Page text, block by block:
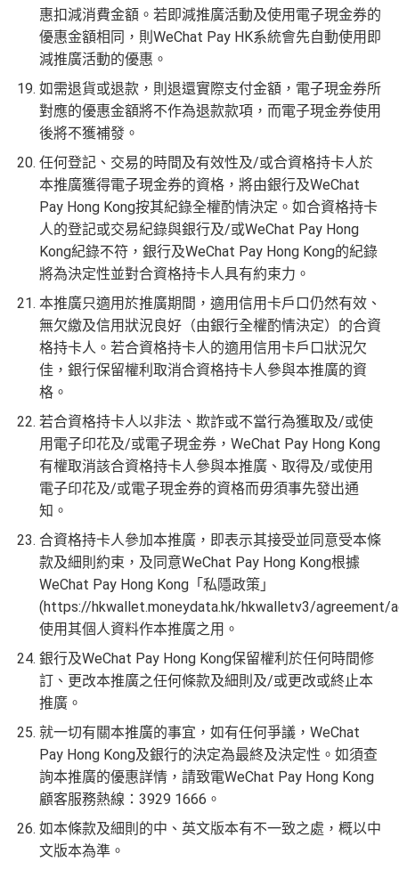
惠扣減消費金額。若即減推廣活動及使用電子現金券的
優惠金額相同，則WeChat Pay HK系統會先自動使用即
減推廣活動的優惠。
如需退貨或退款，則退還實際支付金額，電子現金券所
對應的優惠金額將不作為退款款項，而電子現金券使用
後將不獲補發。
任何登記、交易的時間及有效性及/或合資格持卡人於
本推廣獲得電子現金券的資格，將由銀行及WeChat
Pay Hong Kong按其紀錄全權酌情決定。如合資格持卡
人的登記或交易紀錄與銀行及/或WeChat Pay Hong
Kong紀錄不符，銀行及WeChat Pay Hong Kong的紀錄
將為決定性並對合資格持卡人具有約束力。
本推廣只適用於推廣期間，適用信用卡戶口仍然有效、
無欠繳及信用狀況良好（由銀行全權酌情決定）的合資
格持卡人。若合資格持卡人的適用信用卡戶口狀況欠
佳，銀行保留權利取消合資格持卡人參與本推廣的資
格。
若合資格持卡人以非法、欺詐或不當行為獲取及/或使
用電子印花及/或電子現金券，WeChat Pay Hong Kong
有權取消該合資格持卡人參與本推廣、取得及/或使用
電子印花及/或電子現金券的資格而毋須事先發出通
知。
合資格持卡人參加本推廣，即表示其接受並同意受本條
款及細則約束，及同意WeChat Pay Hong Kong根據
WeChat Pay Hong Kong「私隱政策」
(https://hkwallet.moneydata.hk/hkwalletv3/agreement/
使用其個人資料作本推廣之用。
銀行及WeChat Pay Hong Kong保留權利於任何時間修
訂、更改本推廣之任何條款及細則及/或更改或終止本
推廣。
就一切有關本推廣的事宜，如有任何爭議，WeChat
Pay Hong Kong及銀行的決定為最終及決定性。如須查
詢本推廣的優惠詳情，請致電WeChat Pay Hong Kong
顧客服務熱線：3929 1666。
如本條款及細則的中、英文版本有不一致之處，概以中
文版本為準。